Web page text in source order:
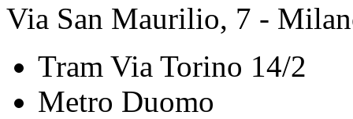
Via San Maurilio, 7 -
Tram Via Torino 14/2
Metro Duomo